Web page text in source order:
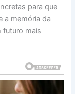
para que
a memória da
futuro mais